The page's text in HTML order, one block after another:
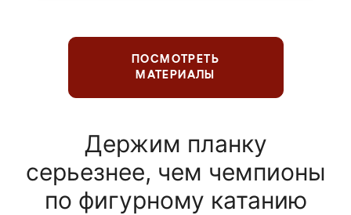
ПОСМОТРЕТЬ
МАТЕРИАЛЫ
Держим планку
серьезнее, чем чемпионы
по фигурному катанию